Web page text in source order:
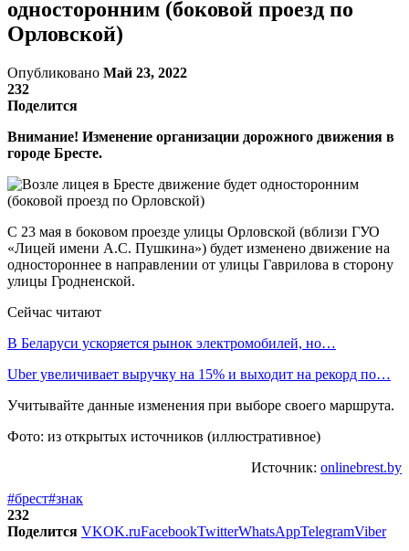
односторонним (боковой проезд по
Орловской)
Опубликовано Май 23, 2022
232
Поделится
Внимание! Изменение организации дорожного движения в
городе Бресте.
С 23 мая в боковом проезде улицы Орловской (вблизи ГУО
«Лицей имени А.С. Пушкина») будет изменено движение на
одностороннее в направлении от улицы Гаврилова в сторону
улицы Гродненской.
Сейчас читают
В Беларуси ускоряется рынок электромобилей, но…
Uber увеличивает выручку на 15% и выходит на рекорд по…
Учитывайте данные изменения при выборе своего маршрута.
Фото: из открытых источников (иллюстративное)
Источник: onlinebrest.by
#брест#знак
232
Поделится VKOK.ruFacebookTwitterWhatsAppTelegramViber